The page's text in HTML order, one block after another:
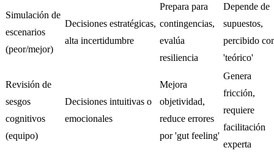
Simulación de
escenarios
(peor/mejor)
Decisiones estratégicas,
alta incertidumbre
Prepara para
contingencias,
evalúa
resiliencia
Depende de
supuestos,
percibido
'teórico'
Revisión de
sesgos
cognitivos
(equipo)
Decisiones intuitivas o
emocionales
Mejora
objetividad,
reduce errores
por 'gut feeling'
Genera
fricción,
requiere
facilitación
experta